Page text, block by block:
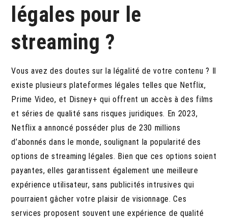
légales pour le
streaming ?
Vous avez des doutes sur la légalité de votre contenu ? Il
existe plusieurs plateformes légales telles que Netflix,
Prime Video, et Disney+ qui offrent un accès à des films
et séries de qualité sans risques juridiques. En 2023,
Netflix a annoncé posséder plus de 230 millions
d’abonnés dans le monde, soulignant la popularité des
options de streaming légales. Bien que ces options soient
payantes, elles garantissent également une meilleure
expérience utilisateur, sans publicités intrusives qui
pourraient gâcher votre plaisir de visionnage. Ces
services proposent souvent une expérience de qualité